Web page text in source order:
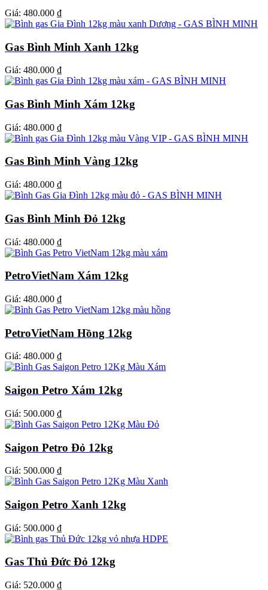
Giá: 480.000 ₫
Gas Bình Minh Xanh 12kg
Giá: 480.000 ₫
Gas Bình Minh Xám 12kg
Giá: 480.000 ₫
Gas Bình Minh Vàng 12kg
Giá: 480.000 ₫
Gas Bình Minh Đỏ 12kg
Giá: 480.000 ₫
PetroVietNam Xám 12kg
Giá: 480.000 ₫
PetroVietNam Hồng 12kg
Giá: 480.000 ₫
Saigon Petro Xám 12kg
Giá: 500.000 ₫
Saigon Petro Đỏ 12kg
Giá: 500.000 ₫
Saigon Petro Xanh 12kg
Giá: 500.000 ₫
Gas Thủ Đức Đỏ 12kg
Giá: 520.000 ₫